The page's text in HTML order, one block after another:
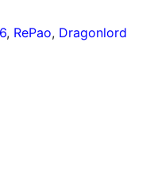
, RePao, Dragonlord